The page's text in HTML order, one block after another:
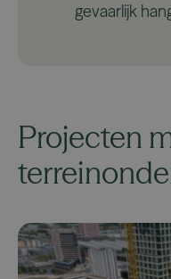
gevaarlijk
Projecten